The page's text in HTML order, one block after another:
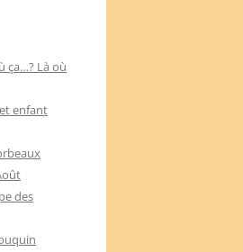
ça…? Là où
enfant
des